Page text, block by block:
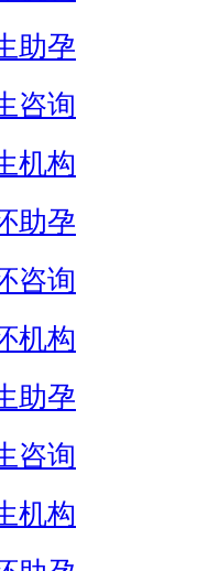
助孕
咨询
机构
助孕
咨询
机构
助孕
咨询
机构